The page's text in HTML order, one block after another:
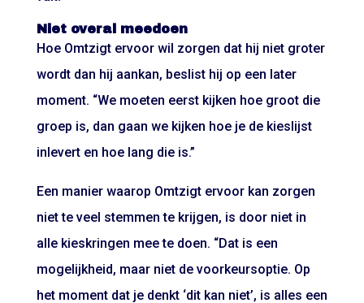
Niet overal meedoen
Hoe Omtzigt ervoor wil zorgen dat hij niet groter
wordt dan hij aankan, beslist hij op een later
moment. “We moeten eerst kijken hoe groot die
groep is, dan gaan we kijken hoe je de kieslijst
inlevert en hoe lang die is.”
Een manier waarop Omtzigt ervoor kan zorgen
niet te veel stemmen te krijgen, is door niet in
alle kieskringen mee te doen. “Dat is een
mogelijkheid, maar niet de voorkeursoptie. Op
het moment dat je denkt ‘dit kan niet’, is alles een